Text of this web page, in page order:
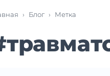
› Блог › Метка